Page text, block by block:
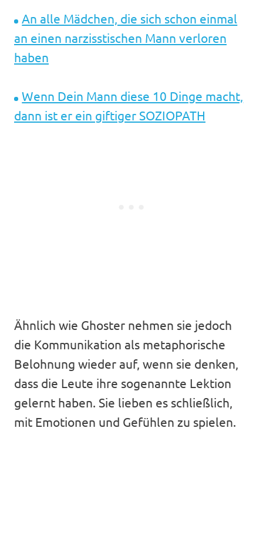
An alle Mädchen, die sich schon einmal
an einen narzisstischen Mann verloren
haben
Wenn Dein Mann diese 10 Dinge macht,
dann ist er ein giftiger SOZIOPATH
Ähnlich wie Ghoster nehmen sie jedoch
die Kommunikation als metaphorische
Belohnung wieder auf, wenn sie denken,
dass die Leute ihre sogenannte Lektion
gelernt haben. Sie lieben es schließlich,
mit Emotionen und Gefühlen zu spielen.